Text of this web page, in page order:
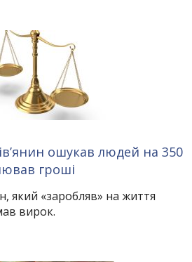
ошукав людей на 350
гроші
який «заробляв» на життя
вирок.